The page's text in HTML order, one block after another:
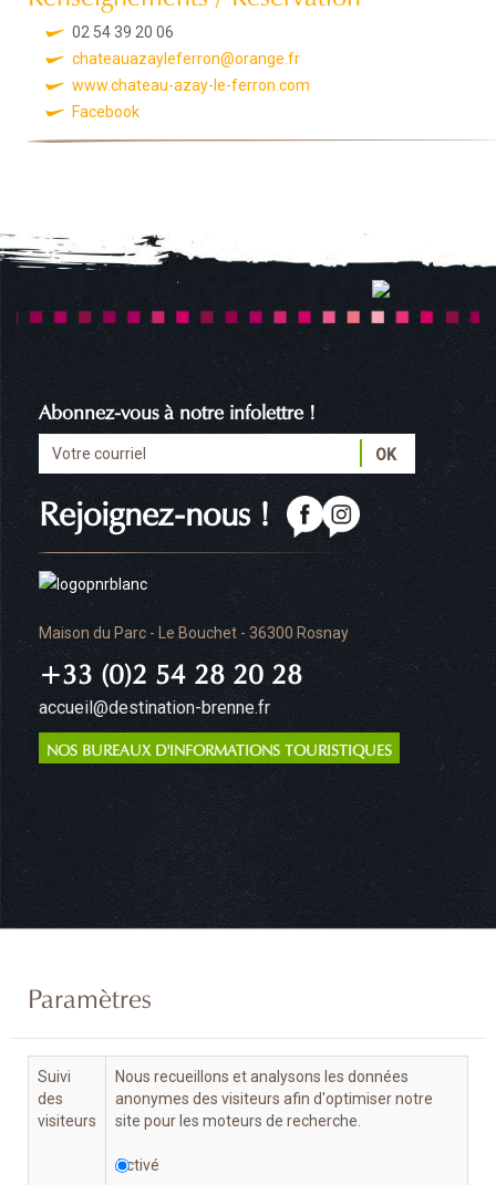
02 54 39 20 06
chateauazayleferron@orange.fr
www.chateau-azay-le-ferron.com
Facebook
Maison du Parc - Le Bouchet - 36300 Rosnay
+33 (0)2 54 28 20 28
accueil@destination-brenne.fr
NOS BUREAUX D'INFORMATIONS TOURISTIQUES
Rejoignez-nous !
Abonnez-vous à notre infolettre !
Paramètres
Suivi
des
visiteurs
Nous recueillons et analysons les données
anonymes des visiteurs afin d'optimiser notre
site pour les moteurs de recherche.
Activé